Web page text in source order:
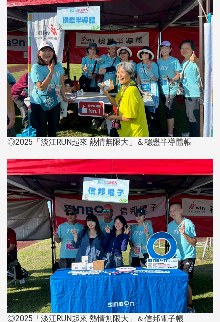
◎2025「淡江RUN起來 熱情無限大」＆穩懋半導體帳
◎2025「淡江RUN起來 熱情無限大」＆信邦電子帳